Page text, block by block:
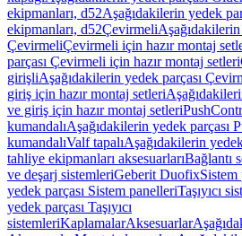
ekipmanları, d52Aşağıdakilerin yedek
ekipmanları, d52Çevirmeli
ÇevirmeliÇevirmeli için hazır montaj
parçası Çevirmeli için hazır montaj setleri
girişliAşağıdakilerin yedek parçası
giriş için hazır montaj setleri
ve giriş için hazır montaj setleri
kumandalıAşağıdakilerin yedek parçası
kumandalıValf tapalıAşağıdakilerin
tahliye ekipmanları aksesuarlarıBağlantı
ve deşarj sistemleriGeberit DuofixSistem
yedek parçası Sistem panelleriTaşıyıcı
yedek parçası Taşıyıcı
sistemleriKaplamalarAksesuarlar